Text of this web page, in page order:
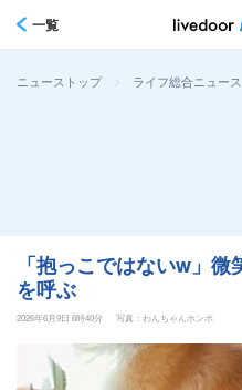
一覧
ニューストップ > ライフ総合ニュース
「抱っこではないw」
を呼ぶ
2026年6月9日 6時40分
写真：わんちゃんホンポ